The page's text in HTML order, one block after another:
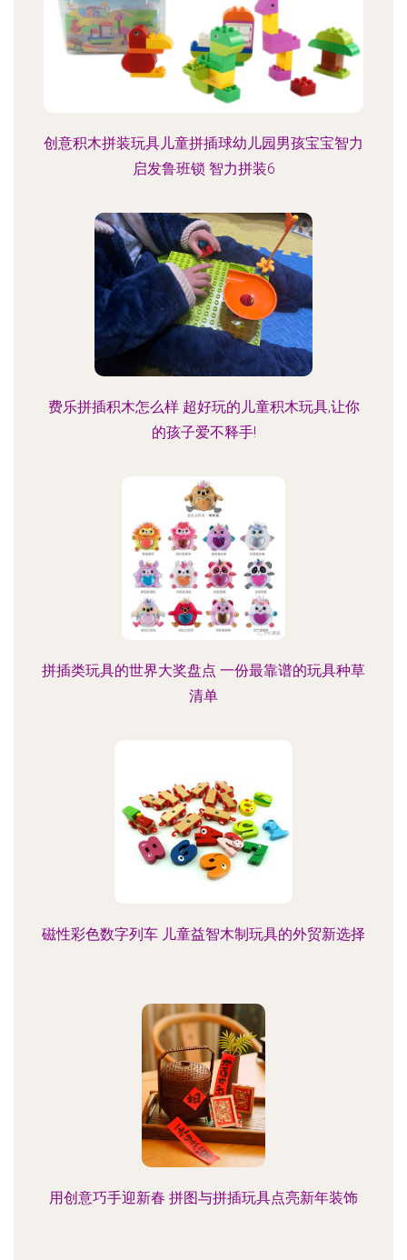
创意积木拼装玩具儿童拼插球幼儿园男孩宝宝智力
启发鲁班锁 智力拼装6
费乐拼插积木怎么样 超好玩的儿童积木玩具,让你
的孩子爱不释手!
拼插类玩具的世界大奖盘点 一份最靠谱的玩具种草
清单
磁性彩色数字列车 儿童益智木制玩具的外贸新选择
用创意巧手迎新春 拼图与拼插玩具点亮新年装饰